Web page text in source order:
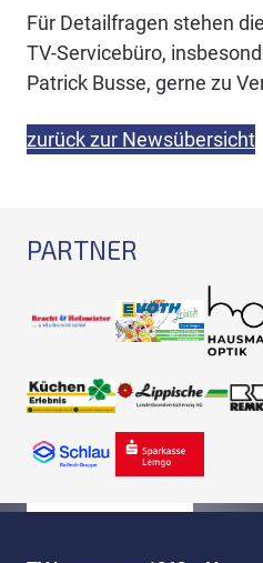
Für Detailfragen stehen
TV-Servicebüro,
Patrick Busse, gerne zu
zurück zur Newsübersicht
PARTNER